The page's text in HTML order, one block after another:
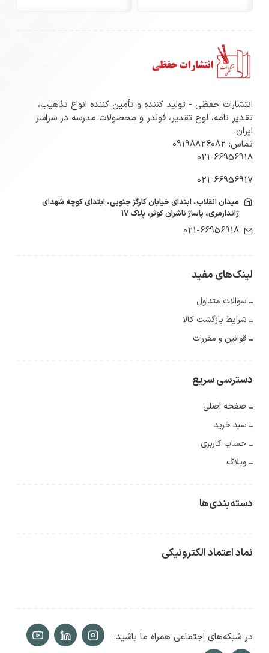
انتشارات حفظی - تولید کننده و تأمین کننده انواع تذهیب،
تقدیر نامه، لوح تقدیر، فولدر و محصولات مدرسه در سراسر
ایران.
تماس: 09198826082
021-66956918
021-66956917
میدان انقلاب، ابتدای خیابان کارگز جنوبی، ابتدای کوچه شهدای
ژاندارمری، پاساژ ناشران کوثر، پلاک ۱۷
021-66956918
لینک‌های مفید
سوالات متداول
شرایط بازگشت کالا
قوانین و مقررات
دسترسی سریع
صفحه اصلی
سبد خرید
حساب کاربری
وبلاگ
دسته‌بندی‌ها
نماد اعتماد الکترونیکی
در شبکه‌های اجتماعی همراه ما باشید: